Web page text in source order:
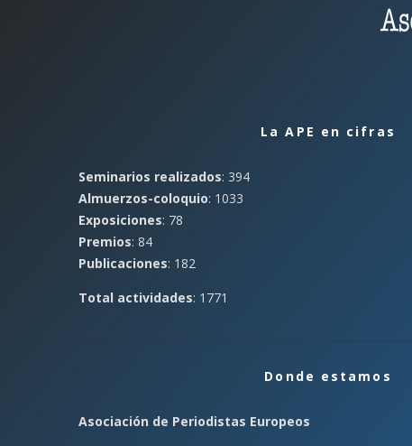
La APE en cifras
Seminarios realizados: 394
Almuerzos-coloquio: 1033
Exposiciones: 78
Premios: 84
Publicaciones: 182
Total actividades: 1771
Donde estamos
Asociación de Periodistas Europeos